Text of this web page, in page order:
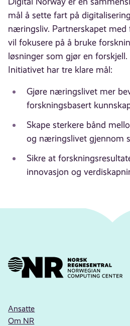
mål å sette fart på
næringsliv. Partnerskapet
vil fokusere på å bruke
løsninger som gjør en forskjell.
Initiativet har tre klare mål:
Gjøre næringslivet mer
forskningsbasert
Skape sterkere bånd
og næringslivet gjennom
Sikre at
innovasjon og
Ansatte
Om NR